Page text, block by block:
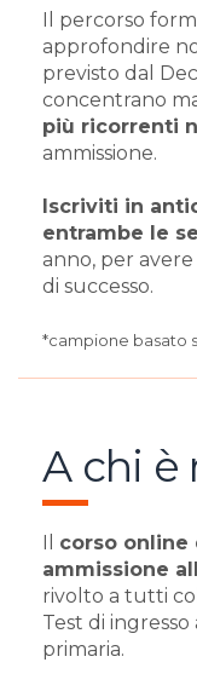
Il percorso
approfondire
previsto dal
concentrano
più ricorrenti
ammissione.
Iscriviti in
entrambe le
anno, per
di successo.
*campione basato
A chi è
corso online
ammissione
rivolto a tutti
Test di
primaria.